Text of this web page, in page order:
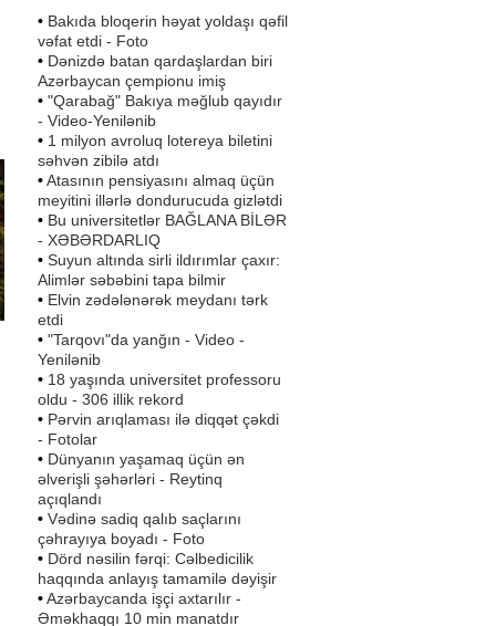
• Bakıda bloqerin həyat yoldaşı qəfil
vəfat etdi - Foto
• Dənizdə batan qardaşlardan biri
Azərbaycan çempionu imiş
• "Qarabağ" Bakıya məğlub qayıdır
- Video-Yenilənib
• 1 milyon avroluq lotereya biletini
səhvən zibilə atdı
•Atasının pensiyasını almaq üçün
meyitini illərlə dondurucuda gizlətdi
• Bu universitetlər BAĞLANA BİLƏR
- XƏBƏRDARLIQ
• Suyun altında sirli ildırımlar çaxır:
Alimlər səbəbini tapa bilmir
• Elvin zədələnərək meydanı tərk
etdi
• "Tarqovı"da yanğın - Video -
Yenilənib
• 18 yaşında universitet professoru
oldu - 306 illik rekord
• Pərvin arıqlaması ilə diqqət çəkdi
- Fotolar
• Dünyanın yaşamaq üçün ən
əlverişli şəhərləri - Reytinq
açıqlandı
• Vədinə sadiq qalıb saçlarını
çəhrayıya boyadı - Foto
• Dörd nəsilin fərqi: Cəlbedicilik
haqqında anlayış tamamilə dəyişir
•Azərbaycanda işçi axtarılır -
Əməkhaqqı 10 min manatdır